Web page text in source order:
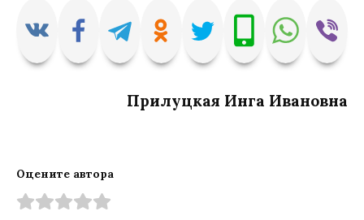
Прилуцкая Инга Ивановна
Оцените автора